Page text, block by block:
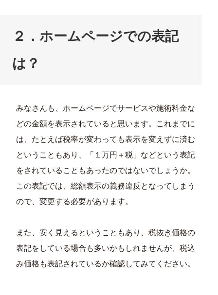
２．ホームページでの表記
は？
みなさんも、ホームページでサービスや施術料金な
どの金額を表示されていると思います。これまでに
は、たとえば税率が変わっても表示を変えずに済む
ということもあり、「１万円＋税」などという表記
をされていることもあったのではないでしょうか。
この表記では、総額表示の義務違反となってしまう
ので、変更する必要があります。
また、安く見えるということもあり、税抜き価格の
表記をしている場合も多いかもしれませんが、税込
み価格も表記されているか確認してみてください。